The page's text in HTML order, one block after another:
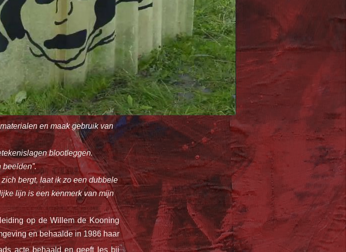
en maak gebruik van
blootleggen.
bergt, laat ik zo een dubbele
lijn is een kenmerk van mijn
op de Willem de Kooning
en behaalde in 1986 haar
acte behaald en geeft les bij